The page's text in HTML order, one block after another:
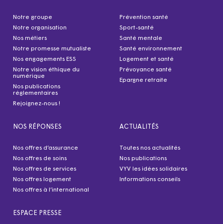
Notre groupe
Notre organisation
Nos métiers
Notre promesse mutualiste
Nos engagements ESS
Notre vision éthique du
numérique
Nos publications
réglementaires
Rejoignez-nous !
Prévention santé
Sport-santé
Santé mentale
Santé environnement
Logement et santé
Prévoyance santé
Epargne retraite
NOS RÉPONSES
Nos offres d’assurance
Nos offres de soins
Nos offres de services
Nos offres logement
Nos offres à l’international
ACTUALITÉS
Toutes nos actualités
Nos publications
VYV les idées solidaires
Informations conseils
ESPACE PRESSE